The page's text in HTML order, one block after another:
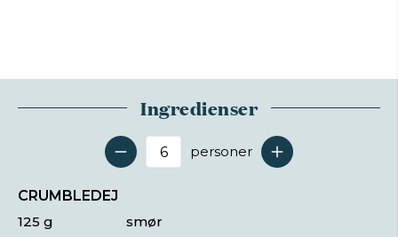
Ingredienser
Antal serveringer
personer
CRUMBLEDEJ
smør
125 g